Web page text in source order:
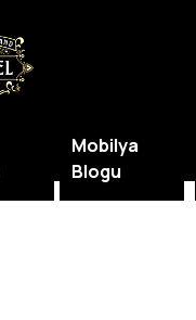
Mobilya
Blogu